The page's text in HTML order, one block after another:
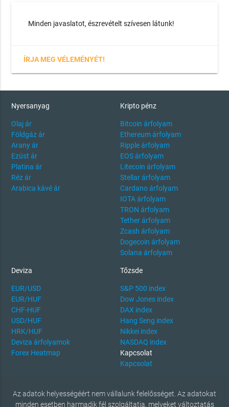
Minden javaslatot, észrevételt szívesen látunk!
ÍRJA MEG VÉLEMÉNYÉT!
Nyersanyag
Olaj ár
Földgáz ár
Arany ár
Ezüst ár
Platina ár
Réz ár
Arabica kávé ár
Kripto pénz
Bitcoin árfolyam
Ethereum árfolyam
Ripple árfolyam
EOS árfolyam
Litecoin árfolyam
Stellar árfolyam
Cardano árfolyam
IOTA árfolyam
TRON árfolyam
Tether árfolyam
Zcash árfolyam
Dogecoin árfolyam
Solana árfolyam
Deviza
EUR/USD
EUR/HUF
CHF-HUF
USD/HUF
HRK/HUF
Deviza árfolyamok
Forex Heatmap
Tőzsde
S&P 500 index
Dow Jones index
DAX index
Hang Seng index
Nikkei index
NASDAQ index
Kapcsolat
Kapcsolat
Az adatok helyességéért nem vállalunk felelősséget. Az adatokat
minden esetben harmadik fél szolgáltatja, melyeket változtatás